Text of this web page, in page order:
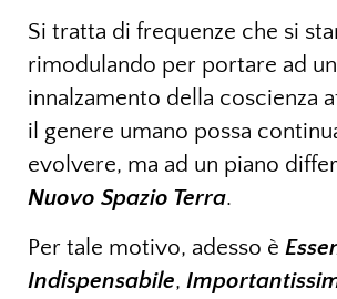
Si tratta di frequenze che si
rimodulando per portare ad un
innalzamento della coscienza
il genere umano possa
evolvere, ma ad un piano
Nuovo Spazio Terra.
Per tale motivo, adesso è
Indispensabile,